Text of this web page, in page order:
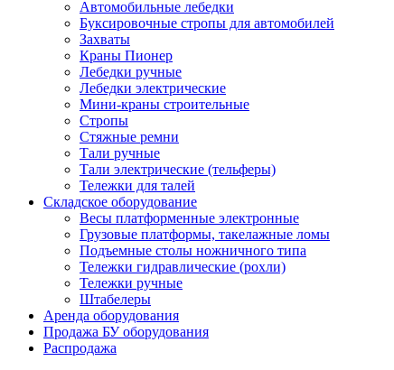
Автомобильные лебедки
Буксировочные стропы для автомобилей
Захваты
Краны Пионер
Лебедки ручные
Лебедки электрические
Мини-краны строительные
Стропы
Стяжные ремни
Тали ручные
Тали электрические (тельферы)
Тележки для талей
Складское оборудование
Весы платформенные электронные
Грузовые платформы, такелажные ломы
Подъемные столы ножничного типа
Тележки гидравлические (рохли)
Тележки ручные
Штабелеры
Аренда оборудования
Продажа БУ оборудования
Распродажа